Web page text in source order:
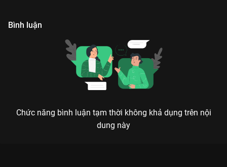
Bình luận
Chức năng bình luận tạm thời không khả dụng trên nội
dung này